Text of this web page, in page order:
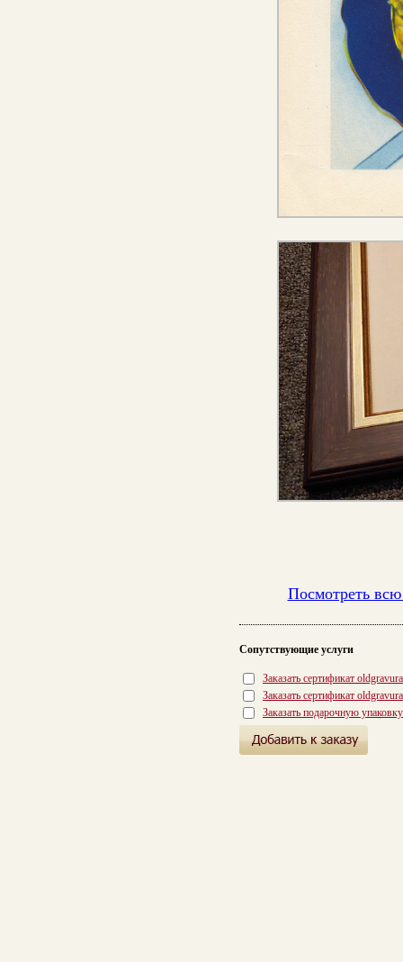
Посмотреть
Сопутствующие услуги
Заказать сертификат
Заказать сертификат
Заказать подарочную